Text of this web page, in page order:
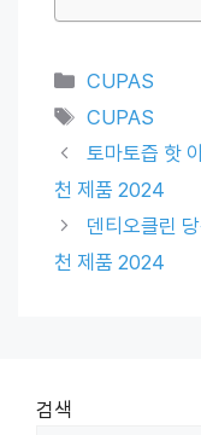
Categories
CUPAS
Tags
CUPAS
토마토즙 핫
천 제품 2024
덴티오클린
천 제품 2024
검색